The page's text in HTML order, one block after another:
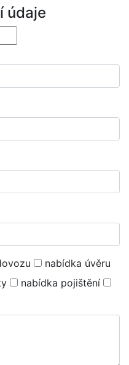
údaje
nabídka úvěru
nabídka pojištění